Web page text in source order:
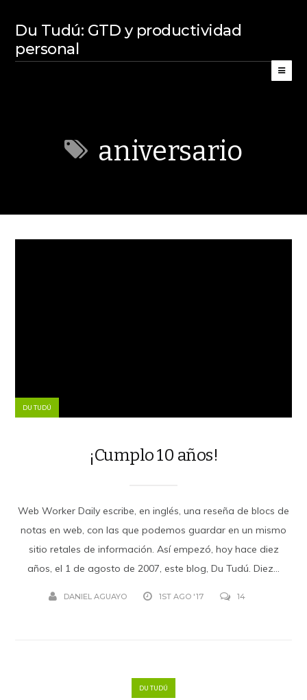
Du Tudú: GTD y productividad
personal
aniversario
DU TUDÚ
¡Cumplo 10 años!
Web Worker Daily escribe, en inglés, una reseña de blocs de
notas en web, con las que podemos guardar en un mismo
sitio retales de información. Así empezó, hoy hace diez
años, el 1 de agosto de 2007, este blog, Du Tudú. Diez...
DANIEL AGUAYO 1ST AGO '17 14
DU TUDÚ